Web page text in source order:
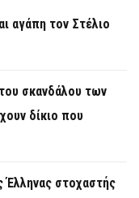
αγάπη τον Στέλιο
σκανδάλου των
δίκιο που
Έλληνας στοχαστής